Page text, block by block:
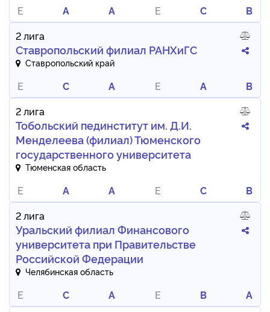
E A A E C
B
2 лига
Ставропольский филиал РАНХиГС
Ставропольский край
E C A E A
B
2 лига
Тобольский пединститут им. Д.И.
Менделеева (филиал) Тюменского
государственного университета
Тюменская область
E A A E C
B
2 лига
Уральский филиал Финансового
университета при Правительстве
Российской Федерации
Челябинская область
E C A E B
A